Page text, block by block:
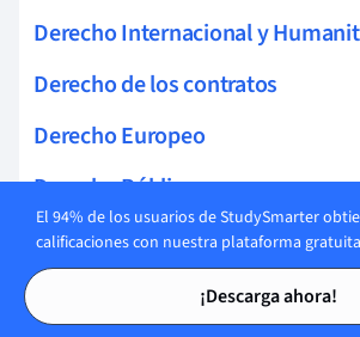
Tarjetas de estudio
Tarjetas de estudio
Derecho Internacional y
Derecho de los contratos
Derecho Europeo
Derecho Público
Derecho Civil
El 94% de los usuarios de StudySmarter
calificaciones con nuestra plataforma
¡Descarga ahora!